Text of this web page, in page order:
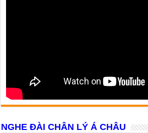
NGHE ĐÀI CHÂN LÝ Á CHÂU